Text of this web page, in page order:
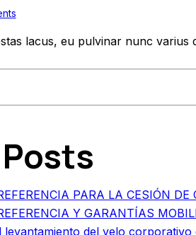
lacus, eu pulvinar nunc
PARA LA CESIÓN
Y GARANTÍAS
levantamiento del velo